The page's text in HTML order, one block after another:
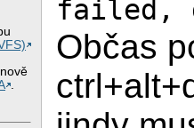
.
failed,
Občas